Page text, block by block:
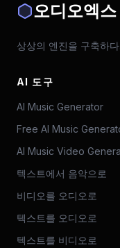
오디오엑스
상상의 엔진을 구축하다.
AI 도구
AI Music Generator
Free AI Music
AI Music Video
텍스트에서 음악으로
비디오를 오디오로
텍스트를 오디오로
텍스트를 비디오로